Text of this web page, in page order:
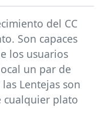
del CC
Son capaces
los usuarios
un par de
Lentejas son
cualquier plato